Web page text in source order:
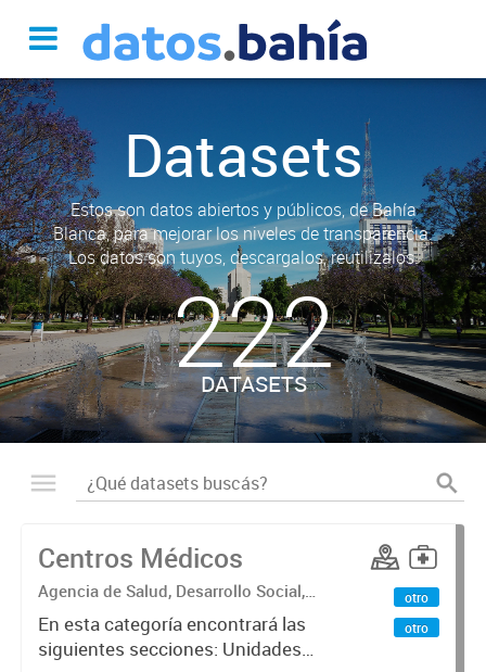
Datasets
Estos son datos abiertos y públicos, de Bahía
Blanca, para mejorar los niveles de transparencia.
Los datos son tuyos, descargalos, reutilizalos.
222
DATASETS
Centros Médicos
Agencia de Salud, Desarrollo Social,
Ambiente y Hábitat
En esta categoría encontrará las
siguientes secciones: Unidades
otro
otro